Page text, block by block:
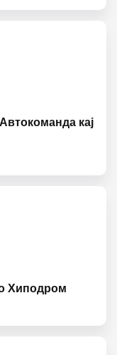
кај
Хиподром